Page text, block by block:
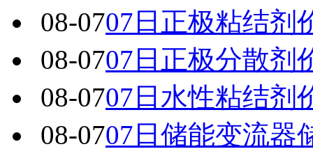
08-0707日正极粘结剂
08-0707日正极分散剂
08-0707日水性粘结剂
08-0707日储能变流器